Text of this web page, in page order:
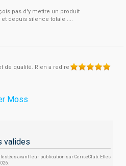
pas d'y mettre un produit
depuis silence totale ....
de qualité. Rien a redire
Moss
valides
avant leur publication sur CeriseClub. Elles